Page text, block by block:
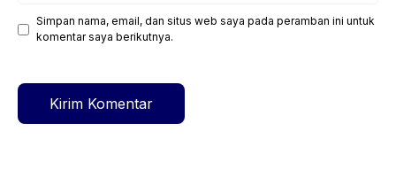
Situs
web
Simpan nama, email, dan situs web saya pada peramban ini untuk
komentar saya berikutnya.